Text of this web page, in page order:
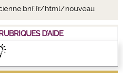
html/nouveau
D'AIDE